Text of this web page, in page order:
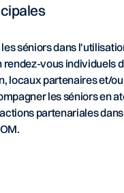
séniors dans
rendez-vous individuels
locaux partenaires et/
les séniors en
partenariales